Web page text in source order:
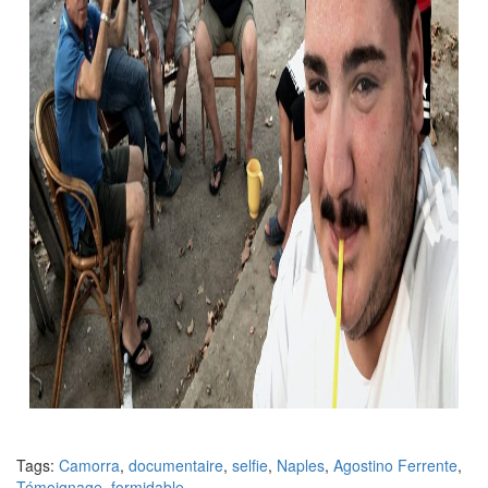
Tags: Camorra, documentaire, selfie, Naples, Agostino Ferrente,